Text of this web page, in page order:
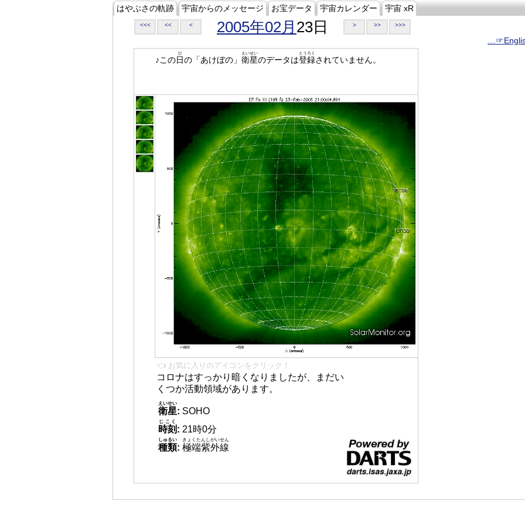
はやぶさの軌跡 宇宙からのメッセージ お宝データ 宇宙カレンダー 宇宙 xR
<<< << < 2005年02月 23日 > >> >>>
♪この日
ひ
の「あけぼの」 衛星
えいせい
のデータは登録
とうろく
されていません。
👈 お気に入りのアイコンをクリック！
コロナはすっかり暗くなりましたが、まだい
くつか活動領域があります。
衛星
えいせい
: SOHO
時刻
じこく
: 21時0分
種類
しゅるい
: 極端紫外線
きょくたんしがいせん